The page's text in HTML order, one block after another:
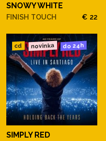
SNOWY WHITE
FINISH TOUCH € 22
cd novinka do 24h
SIMPLY RED